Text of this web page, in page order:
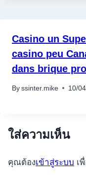
Casino un
casino peu
dans brique
By ssinter.mike 10/
ใส่ความเห็น
คุณต้องเข้าสู่ระบบ เ